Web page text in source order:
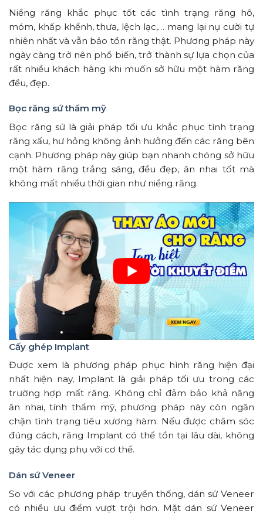
Niềng răng khắc phục tốt các tình trạng răng hô,
móm, khấp khểnh, thưa, lệch lạc,… mang lại nụ cười tự
nhiên nhất và vẫn bảo tồn răng thật. Phương pháp này
ngày càng trở nên phổ biến, trở thành sự lựa chọn của
rất nhiều khách hàng khi muốn sở hữu một hàm răng
đều, đẹp.
Bọc răng sứ thẩm mỹ
Bọc răng sứ là giải pháp tối ưu khắc phục tình trạng
răng xấu, hư hỏng không ảnh hưởng đến các răng bên
cạnh. Phương pháp này giúp bạn nhanh chóng sở hữu
một hàm răng trắng sáng, đều đẹp, ăn nhai tốt mà
không mất nhiều thời gian như niềng răng.
Cấy ghép Implant
Được xem là phương pháp phục hình răng hiện đại
nhất hiện nay, Implant là giải pháp tối ưu trong các
trường hợp mất răng. Không chỉ đảm bảo khả năng
ăn nhai, tính thẩm mỹ, phương pháp này còn ngăn
chặn tình trạng tiêu xương hàm. Nếu được chăm sóc
đúng cách, răng Implant có thể tồn tại lâu dài, không
gây tác dụng phụ với cơ thể.
Dán sứ Veneer
So với các phương pháp truyền thống, dán sứ Veneer
có nhiều ưu điểm vượt trội hơn. Mặt dán sứ Veneer